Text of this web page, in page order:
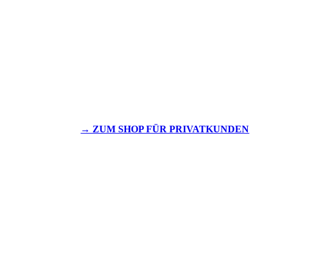
→ ZUM SHOP FÜR PRIVATKUNDEN